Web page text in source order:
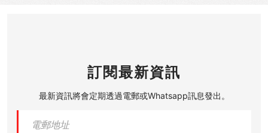
訂閱最新資訊
最新資訊將會定期透過電郵或Whatsapp訊息發出。